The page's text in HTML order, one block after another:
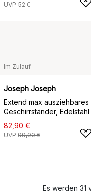
UVP 52 €
Im Zulauf
Joseph Joseph
Extend max ausziehbares
Geschirrständer, Edelstahl
82,90 €
UVP 99,90 €
Es werden 31